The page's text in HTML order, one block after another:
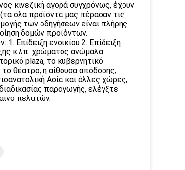
κινεζική αγορά συγχρόνως, έχουν
όλα προϊόντα μας πέρασαν τις
των οδηγήσεων είναι πλήρης
δομών προϊόντων.
Επίδειξη ενοικίου 2. Επίδειξη
κ.λπ. χρώματος ανώμαλα
plaza, το κυβερνητικό
θέατρο, η αίθουσα απόδοσης,
Ασία και άλλες χώρες,
παραγωγής, ελέγξτε
πελατών.